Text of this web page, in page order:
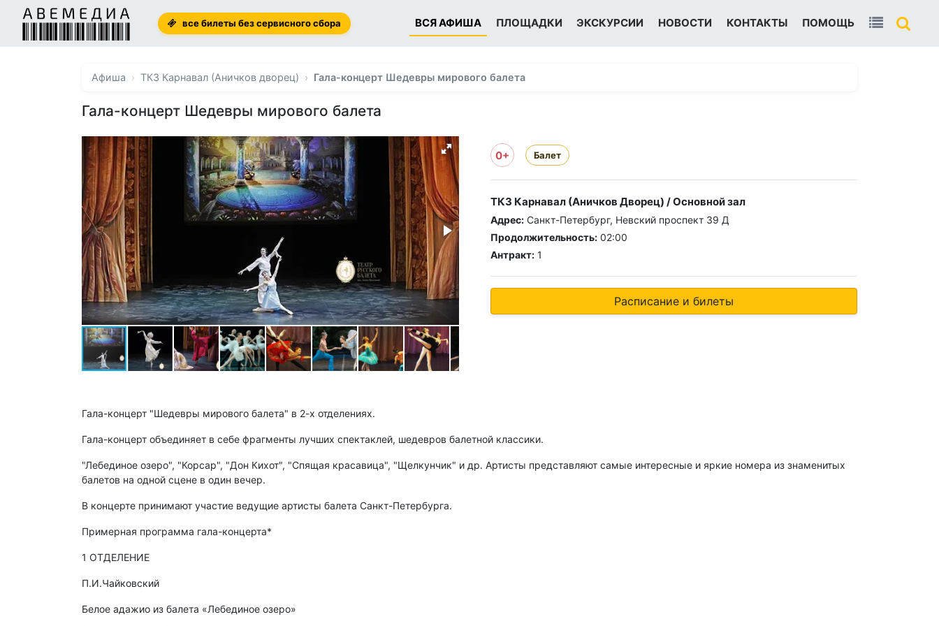
все билеты без сервисного сбора ВСЯ АФИША ПЛОЩАДКИ ЭКСКУРСИИ НОВОСТИ КОНТАКТЫ ПОМОЩЬ
Афиша ТКЗ Карнавал (Аничков дворец) Гала-концерт Шедевры мирового балета
Гала-концерт Шедевры мирового балета
0+ Балет
ТКЗ Карнавал (Аничков Дворец) / Основной зал
Адрес: Санкт-Петербург, Невский проспект 39 Д
Продолжительность: 02:00
Антракт: 1
Расписание и билеты
Гала-концерт "Шедевры мирового балета" в 2-х отделениях.
Гала-концерт объединяет в себе фрагменты лучших спектаклей, шедевров балетной классики.
"Лебединое озеро", "Корсар", "Дон Кихот", "Спящая красавица", "Щелкунчик" и др. Артисты представляют самые интересные и яркие номера из знаменитых
балетов на одной сцене в один вечер.
В концерте принимают участие ведущие артисты балета Санкт-Петербурга.
Примерная программа гала-концерта*
1 ОТДЕЛЕНИЕ
П.И.Чайковский
Белое адажио из балета «Лебединое озеро»